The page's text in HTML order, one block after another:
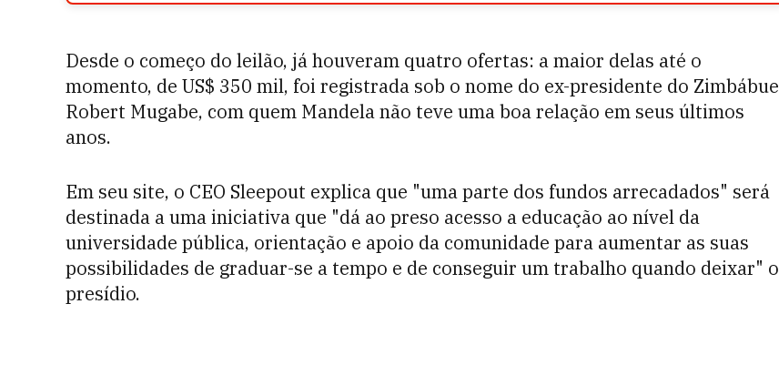
Desde o começo do leilão, já houveram quatro ofertas: a maior delas até o
momento, de US$ 350 mil, foi registrada sob o nome do ex-presidente do Zimbábue
Robert Mugabe, com quem Mandela não teve uma boa relação em seus últimos
anos.
Em seu site, o CEO Sleepout explica que "uma parte dos fundos arrecadados" será
destinada a uma iniciativa que "dá ao preso acesso a educação ao nível da
universidade pública, orientação e apoio da comunidade para aumentar as suas
possibilidades de graduar-se a tempo e de conseguir um trabalho quando deixar" o
presídio.